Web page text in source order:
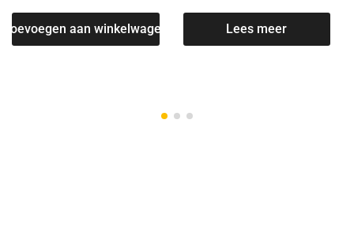
Toevoegen aan winkelwagen Lees meer